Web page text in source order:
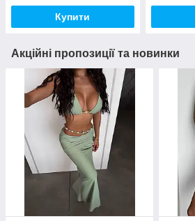
Купити
Акційні пропозиції та новинки